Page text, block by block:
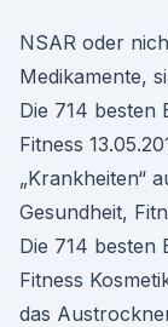
NSAR oder
Medikamente,
Die 714 besten
Fitness
„Krankheiten“
Gesundheit,
Die 714 besten
Fitness
das